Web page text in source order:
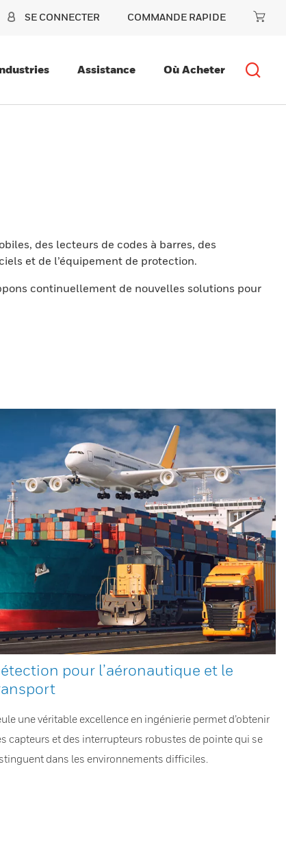
SE CONNECTER COMMANDE RAPIDE
Assistance Où Acheter
des lecteurs de codes à barres, des
et de l’équipement de protection.
continuellement de nouvelles solutions pour
pour l’aéronautique et le
une véritable excellence en ingénierie permet d’obtenir
capteurs et des interrupteurs robustes de pointe qui se
dans les environnements difficiles.